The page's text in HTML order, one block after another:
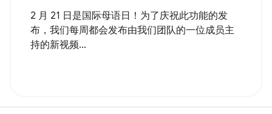
2 月 21 日是国际母语日！为了庆祝此功能的发
布，我们每周都会发布由我们团队的一位成员主
持的新视频...